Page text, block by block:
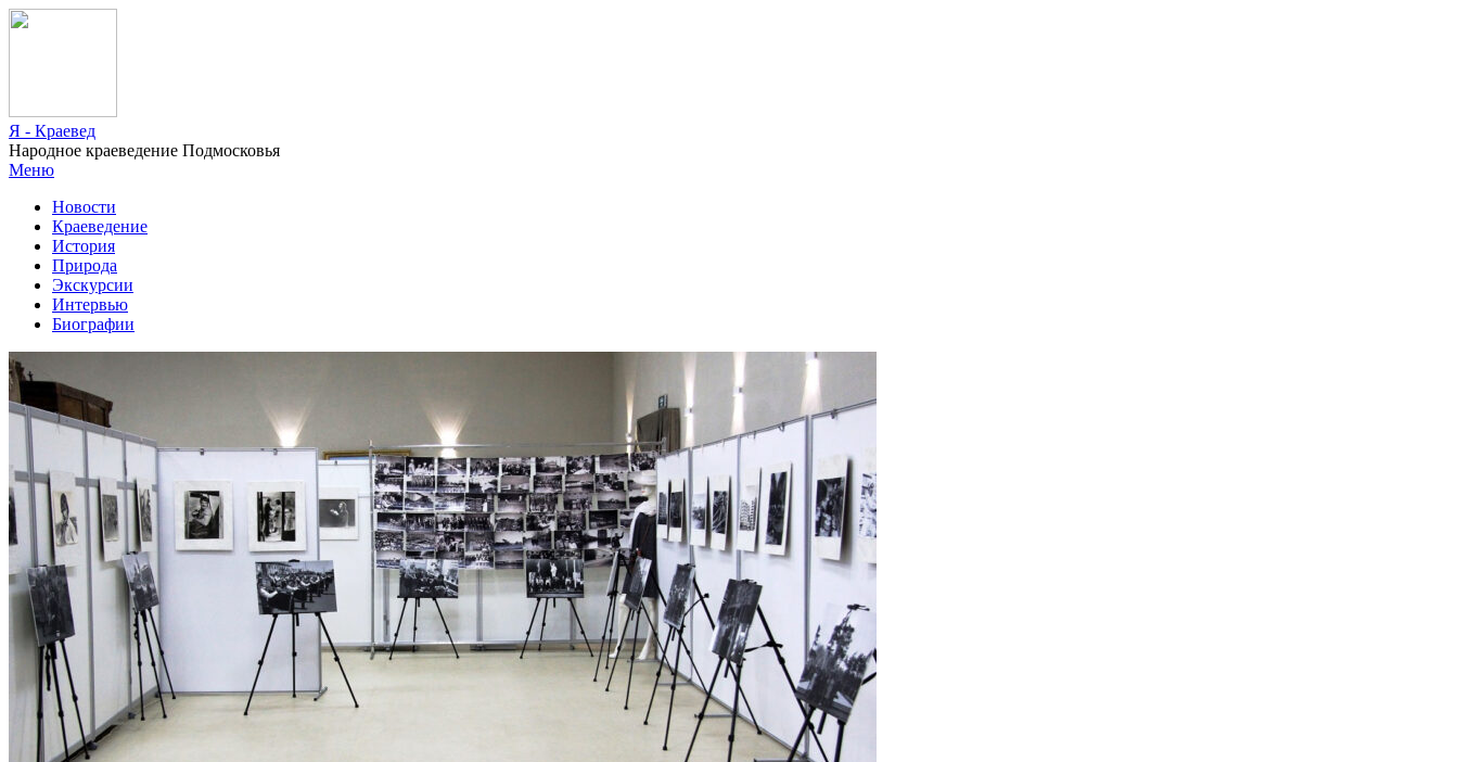
Я - Краевед
Народное краеведение Подмосковья
Меню
Новости
Краеведение
История
Природа
Экскурсии
Интервью
Биографии